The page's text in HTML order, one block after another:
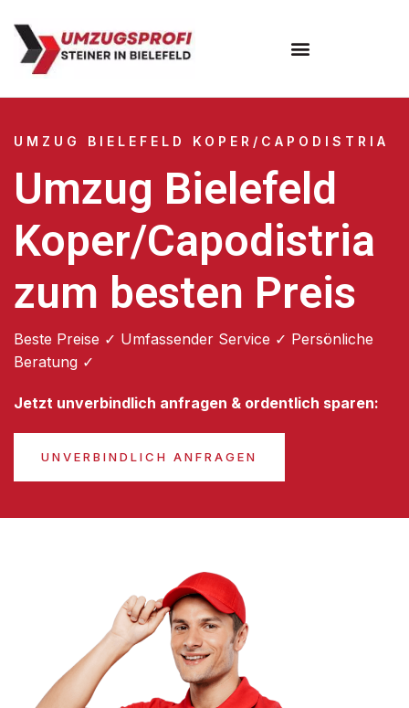
UMZUG BIELEFELD KOPER/CAPODISTRIA
Umzug Bielefeld
Koper/Capodistria
zum besten Preis
Beste Preise ✓ Umfassender Service ✓ Persönliche
Beratung ✓
Jetzt unverbindlich anfragen & ordentlich sparen:
UNVERBINDLICH ANFRAGEN